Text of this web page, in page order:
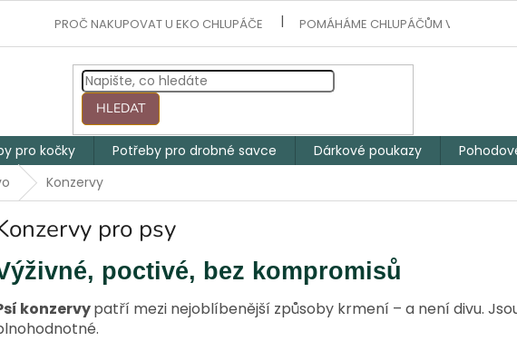
PROČ NAKUPOVAT U EKO CHLUPÁČE POMÁHÁME CHLUPÁČŮM V NOUZI
HLEDAT
pro kočky Potřeby pro drobné savce Dárkové poukazy
Konzervy
pro psy
poctivé, bez kompromisů
konzervypatří mezi nejoblíbenější způsoby krmení – a není divu.